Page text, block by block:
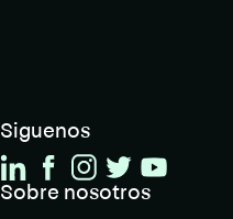
Siguenos
Sobre nosotros